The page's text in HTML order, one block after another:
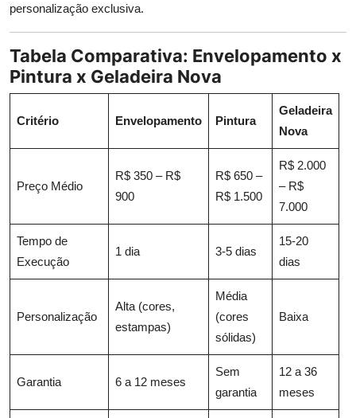
personalização exclusiva.
Tabela Comparativa: Envelopamento x
Pintura x Geladeira Nova
Critério Envelopamento Pintura
Geladeira
Nova
Preço Médio
R$ 350 – R$
900
R$ 650 –
R$ 1.500
R$ 2.000
– R$
7.000
Tempo de
Execução
1 dia 3-5 dias
15-20
dias
Personalização
Alta (cores,
estampas)
Média
(cores
sólidas)
Baixa
Garantia 6 a 12 meses
Sem
garantia
12 a 36
meses